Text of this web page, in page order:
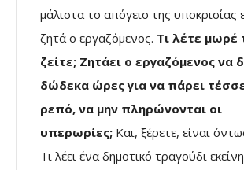
μάλιστα το απόγειο της υποκρισίας
ζητά ο εργαζόμενος. Τι λέτε
ζείτε; Ζητάει ο εργαζόμενος να
δώδεκα ώρες για να πάρει
ρεπό, να μην πληρώνονται οι
υπερωρίες; Και, ξέρετε, είναι
Τι λέει ένα δημοτικό τραγούδι